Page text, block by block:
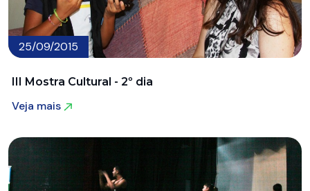
25/09/2015
III Mostra Cultural - 2º dia
Veja mais